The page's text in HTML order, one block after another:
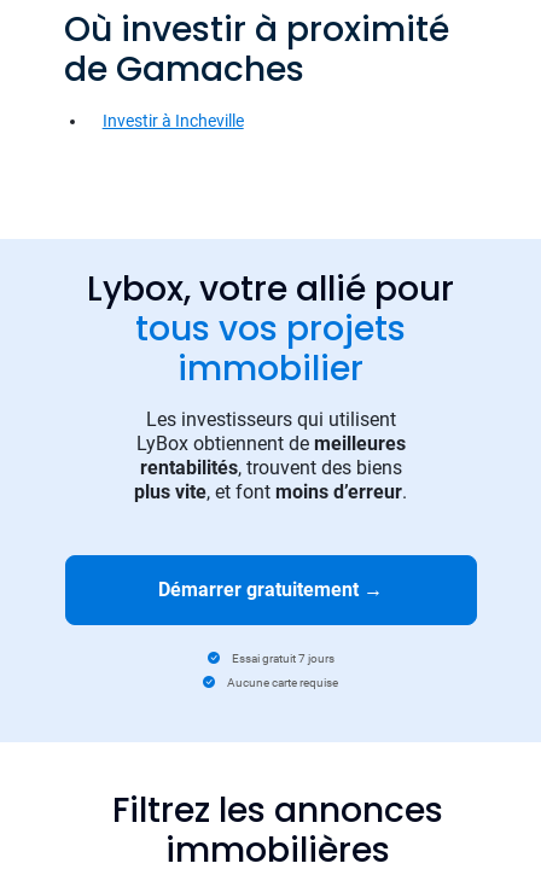
Où investir à proximité
de Gamaches
Investir à Incheville
Lybox, votre allié pour
tous vos projets
immobilier
Les investisseurs qui utilisent
LyBox obtiennent de meilleures
rentabilités, trouvent des biens
plus vite, et font moins d’erreur.
Démarrer gratuitement →
Essai gratuit 7 jours
Aucune carte requise
Filtrez les annonces
immobilières